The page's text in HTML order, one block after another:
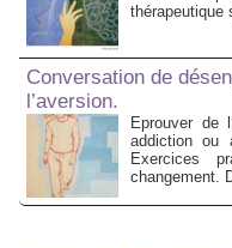
thérapeutique
Conversation de
l’aversion.
Eprouver de
addiction ou
Exercices
changement.